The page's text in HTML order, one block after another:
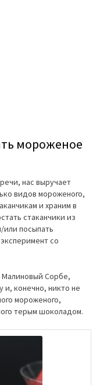
мороженое
нас выручает
видов мороженого,
и храним в
стаканчики из
посыпать
со
Малиновый Сорбе,
и, конечно, никто не
мороженого,
терым шоколадом.